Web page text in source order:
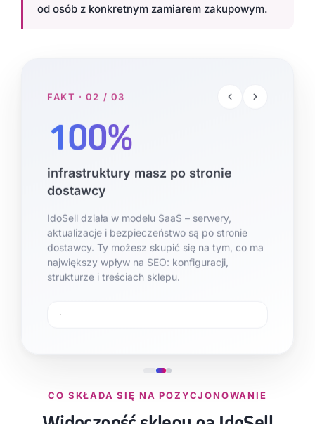
od osób z konkretnym zamiarem zakupowym.
FAKT · 02 / 03
100%
infrastruktury masz po stronie
dostawcy
IdoSell działa w modelu SaaS – serwery,
aktualizacje i bezpieczeństwo są po stronie
dostawcy. Ty możesz skupić się na tym, co ma
największy wpływ na SEO: konfiguracji,
strukturze i treściach sklepu.
CO SKŁADA SIĘ NA POZYCJONOWANIE